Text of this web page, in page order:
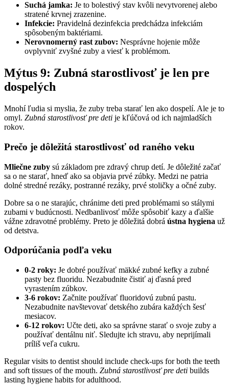
Suchá jamka: Je to bolestivý stav kvôli nevytvorenej alebo
stratené krvnej zrazenine.
Infekcie: Pravidelná dezinfekcia predchádza infekciám
spôsobeným baktériami.
Nerovnomerný rast zubov: Nesprávne hojenie môže
ovplyvniť zvyšné zuby a viesť k problémom.
Mýtus 9: Zubná starostlivosť je len pre
dospelých
Mnohí ľudia si myslia, že zuby treba starať len ako dospelí. Ale je to
omyl. Zubná starostlivosť pre deti je kľúčová od ich najmladších
rokov.
Prečo je dôležitá starostlivosť od raného veku
Mliečne zuby sú základom pre zdravý chrup detí. Je dôležité začať
sa o ne starať, hneď ako sa objavia prvé zúbky. Medzi ne patria
dolné stredné rezáky, postranné rezáky, prvé stoličky a očné zuby.
Dobre sa o ne starajúc, chránime deti pred problémami so stálymi
zubami v budúcnosti. Nedbanlivosť môže spôsobiť kazy a ďalšie
vážne zdravotné problémy. Preto je dôležitá dobrá ústna hygiena už
od detstva.
Odporúčania podľa veku
0-2 roky: Je dobré používať mäkké zubné kefky a zubné
pasty bez fluoridu. Nezabudnite čistiť aj ďasná pred
vyrastením zúbkov.
3-6 rokov: Začnite používať fluoridovú zubnú pastu.
Nezabudnite navštevovať detského zubára každých šesť
mesiacov.
6-12 rokov: Učte deti, ako sa správne starať o svoje zuby a
používať dentálnu niť. Sledujte ich stravu, aby neprijímali
príliš veľa cukru.
Regular visits to dentist should include check-ups for both the teeth
and soft tissues of the mouth. Zubná starostlivosť pre deti builds
lasting hygiene habits for adulthood.